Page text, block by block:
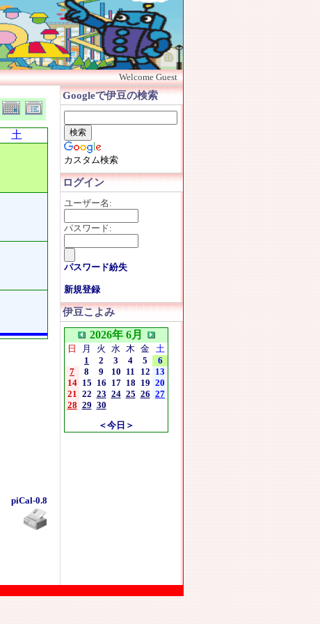
Welcome Guest
土
piCal-0.8
Googleで伊豆の検索
カスタム検索
ログイン
ユーザー名:
パスワード:
パスワード紛失
新規登録
伊豆こよみ
2026年 6月
日 月 火 水 木 金 土
1
2 3 4 5
6
7
8 9 10 11 12 13
14 15 16 17 18 19 20
21 22 23 24 25 26 27
28 29 30
＜今日＞